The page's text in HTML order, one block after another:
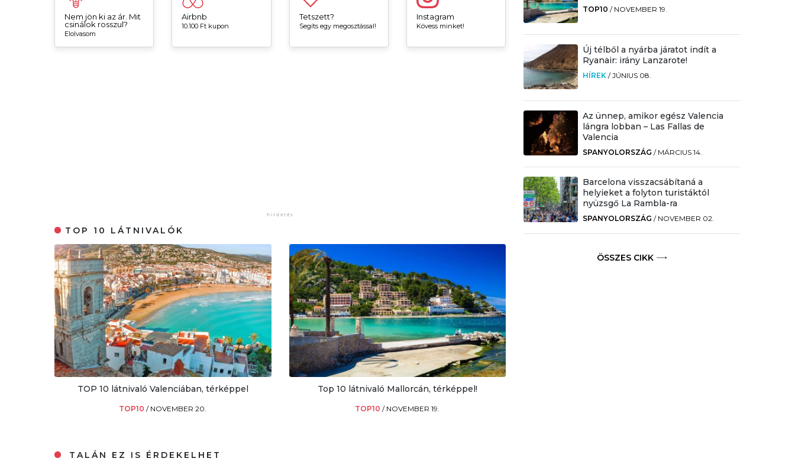
Nem jön ki az ár. Mit
csinálok rosszul?
Elolvasom
Airbnb
10.100 Ft kupon
Tetszett?
Segíts egy megosztással!
Instagram
Kövess minket!
TOP 10 LÁTNIVALÓK
TOP 10 látnivaló Valenciában, térképpel
TOP10/ NOVEMBER 20.
Top 10 látnivaló Mallorcán, térképpel!
TOP10/ NOVEMBER 19.
TALÁN EZ IS ÉRDEKELHET
TOP10 / NOVEMBER 19.
Új télből a nyárba járatot indít a
Ryanair: irány Lanzarote!
HÍREK /JÚNIUS 08.
Az ünnep, amikor egész Valencia
lángra lobban – Las Fallas de
Valencia
SPANYOLORSZÁG / MÁRCIUS 14.
Barcelona visszacsábítaná a
helyieket a folyton turistáktól
nyüzsgő La Rambla-ra
SPANYOLORSZÁG / NOVEMBER 02.
ÖSSZES CIKK